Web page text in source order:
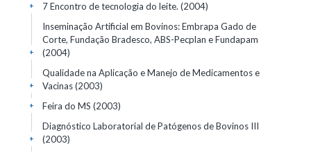
7 Encontro de tecnologia do leite. (2004)
+
Inseminação Artificial em Bovinos: Embrapa Gado de
Corte, Fundação Bradesco, ABS-Pecplan e Fundapam
(2004)
+
Qualidade na Aplicação e Manejo de Medicamentos e
Vacinas(2003)
+
Feira do MS (2003)
+
Diagnóstico Laboratorial de Patógenos de Bovinos III
(2003)
+